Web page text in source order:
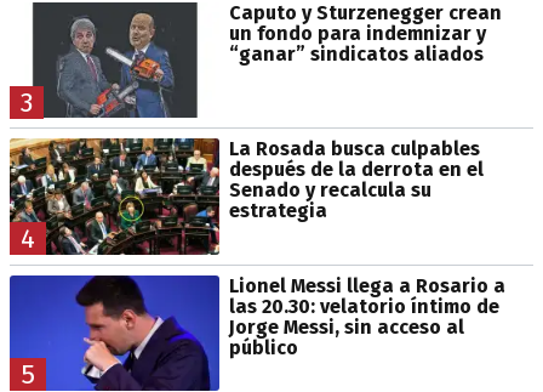
3
Caputo y Sturzenegger crean
un fondo para indemnizar y
“ganar” sindicatos aliados
4
La Rosada busca culpables
después de la derrota en el
Senado y recalcula su
estrategia
5
Lionel Messi llega a Rosario a
las 20.30: velatorio íntimo de
Jorge Messi, sin acceso al
público